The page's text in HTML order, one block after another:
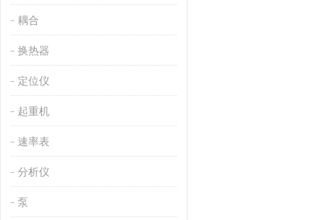
耦合
换热器
定位仪
起重机
速率表
分析仪
泵